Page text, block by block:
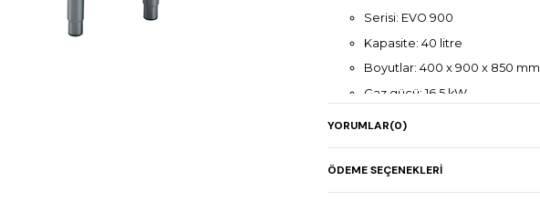
Serisi: EVO 900
Kapasite: 40 litre
Boyutlar: 400 x 900 x 850 mm
Gaz gücü: 16,5 kW
Elektrik gücü: -
Dolaplı tasarım
Paslanmaz çelik gövde
YORUMLAR(0)
ÖDEME SEÇENEKLERI